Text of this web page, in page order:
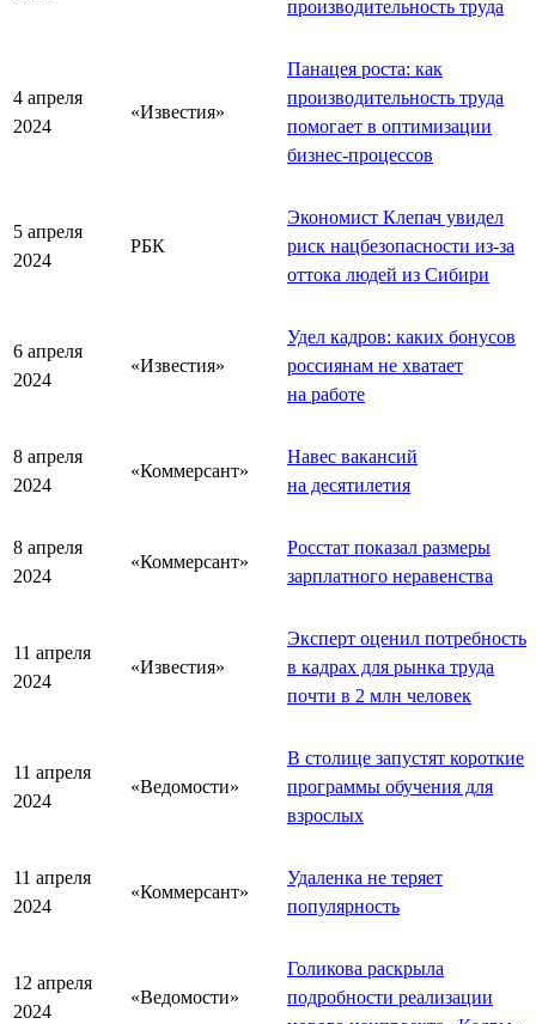
производительность труда
4 апреля
2024
«Известия»
Панацея роста: как
производительность труда
помогает в оптимизации
бизнес-процессов
5 апреля
2024
РБК
Экономист Клепач увидел
риск нацбезопасности из-за
оттока людей из Сибири
6 апреля
2024
«Известия»
Удел кадров: каких бонусов
россиянам не хватает
на работе
8 апреля
2024
«Коммерсант»
Навес вакансий
на десятилетия
8 апреля
2024
«Коммерсант»
Росстат показал размеры
зарплатного неравенства
11 апреля
2024
«Известия»
Эксперт оценил потребность
в кадрах для рынка труда
почти в 2 млн человек
11 апреля
2024
«Ведомости»
В столице запустят короткие
программы обучения для
взрослых
11 апреля
2024
«Коммерсант»
Удаленка не теряет
популярность
12 апреля
2024
«Ведомости»
Голикова раскрыла
подробности реализации